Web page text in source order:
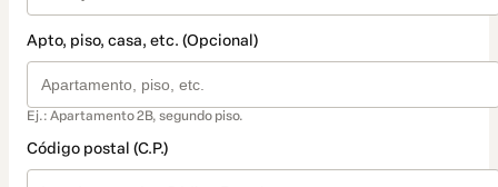
Apto, piso, casa, etc. (Opcional)
Ej.: Apartamento 2B, segundo piso.
Código postal (C.P.)